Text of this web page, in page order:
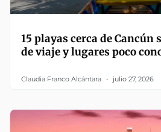
15 playas cerca de Cancún
de viaje y lugares poco
Claudia Franco Alcántara julio 27, 2026